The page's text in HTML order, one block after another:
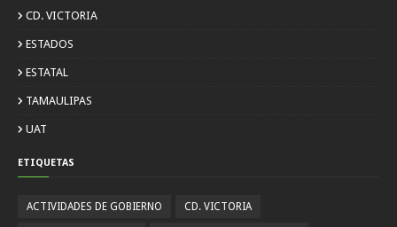
CD. VICTORIA
ESTADOS
ESTATAL
TAMAULIPAS
UAT
ETIQUETAS
ACTIVIDADES DE GOBIERNO CD. VICTORIA